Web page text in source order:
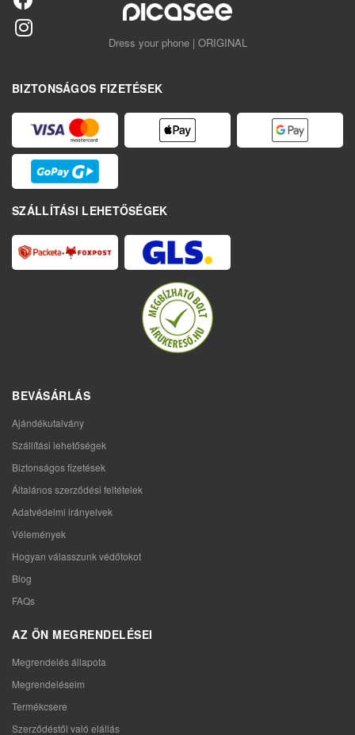
Dress your phone | ORIGINAL
BIZTONSÁGOS FIZETÉSEK
SZÁLLÍTÁSI LEHETŐSÉGEK
BEVÁSÁRLÁS
Ajándékutalvány
Szállítási lehetőségek
Biztonságos fizetések
Általános szerződési feltételek
Adatvédelmi irányelvek
Vélemények
Hogyan válasszunk védőtokot
Blog
FAQs
AZ ÖN MEGRENDELÉSEI
Megrendelés állapota
Megrendeléseim
Termékcsere
Szerződéstől való elállás